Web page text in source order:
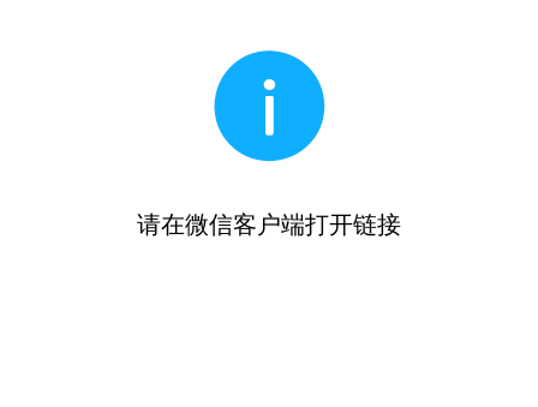
请在微信客户端打开链接